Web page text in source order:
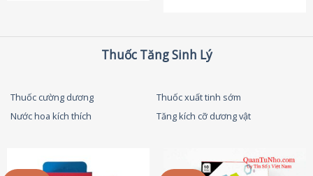
Thuốc Tăng Sinh Lý
Thuốc cường dương
Thuốc xuất tinh sớm
Nước hoa kích thích
Tăng kích cỡ dương vật